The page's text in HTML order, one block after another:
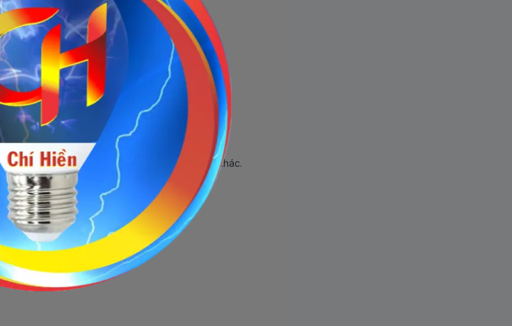
ngừng bán
Hãy trở về trang chủ để lựa chọn sản phẩm khác.
Quay lại trang chủ